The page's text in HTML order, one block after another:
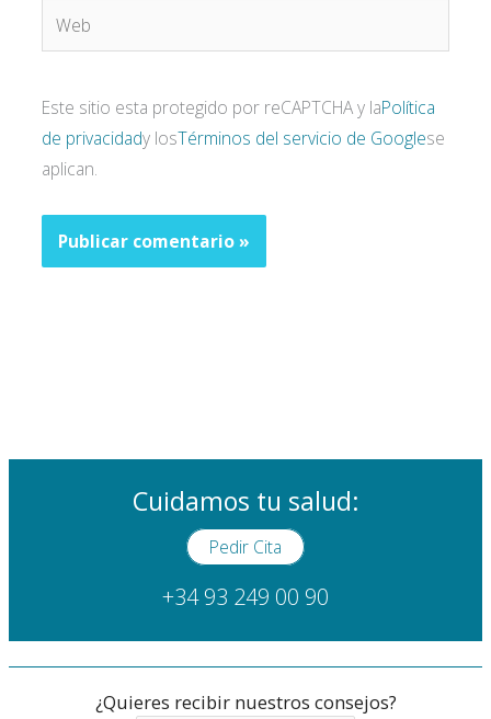
Web
Este sitio esta protegido por reCAPTCHA y laPolítica
de privacidady losTérminos del servicio de Googlese
aplican.
Cuidamos tu salud:
Pedir Cita
+34 93 249 00 90
¿Quieres recibir nuestros consejos?